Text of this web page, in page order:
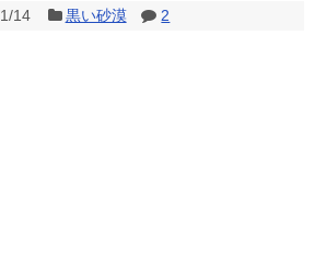
14 黒い砂漠 2